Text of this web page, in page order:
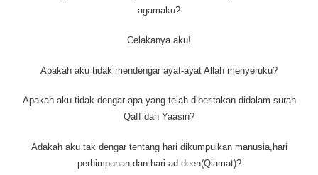
agamaku?
Celakanya aku!
Apakah aku tidak mendengar ayat-ayat Allah menyeruku?
Apakah aku tidak dengar apa yang telah diberitakan didalam surah
Qaff dan Yaasin?
Adakah aku tak dengar tentang hari dikumpulkan manusia,hari
perhimpunan dan hari ad-deen(Qiamat)?